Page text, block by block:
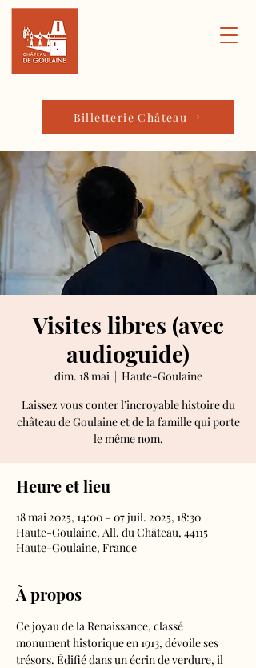
Billetterie Château
Visites libres (avec
audioguide)
dim. 18 mai
  |
Haute-Goulaine
Laissez vous conter l’incroyable histoire du
château de Goulaine et de la famille qui porte
le même nom.
Heure et lieu
18 mai 2025, 14:00 – 07 juil. 2025, 18:30
Haute-Goulaine, All. du Château, 44115
Haute-Goulaine, France
À propos
Ce joyau de la Renaissance, classé
monument historique en 1913, dévoile ses
trésors. Édifié dans un écrin de verdure, il